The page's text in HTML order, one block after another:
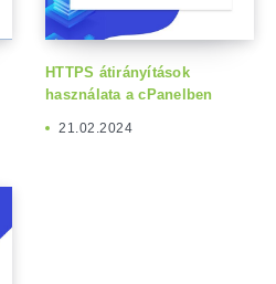
HTTPS átirányítások
használata a cPanelben
21.02.2024